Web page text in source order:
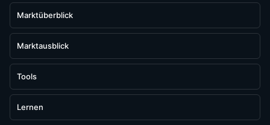
Marktüberblick
Marktausblick
Tools
Lernen